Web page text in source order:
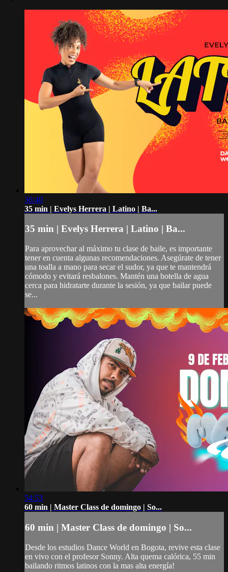
36:40
35 min | Evelys Herrera | Latino | Ba...
35 min | Evelys Herrera | Latino | Ba...
Para aprovechar al máximo tu clase de baile, es importante
tener en cuenta algunas recomendaciones. Asegúrate de tener
una toalla a mano para secar el sudor, ya que te mantendrá
cómodo y evitará resbalones. Mantén una botella de agua
cerca para hidratarte durante la sesión, ya que bailar puede
se...
54:53
60 min | Master Class de domingo | So...
60 min | Master Class de domingo | So...
Desde los estudios Dance World en Bogota, revive esta clase
en vivo con el profesor Sonny. Alta quema calórica, 55 min
bailando ritmos latinos con la mas alta energía!